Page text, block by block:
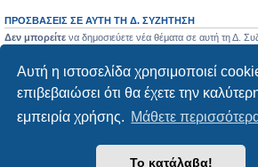
Αυτή η ιστοσελίδα χρησιμοποιεί
επιβεβαιώσει ότι θα έχετε την
εμπειρία χρήσης. Μάθετε
Το κατάλαβα!
ΠΡΟΣΒΆΣΕΙΣ ΣΕ ΑΥΤΉ ΤΗ Δ. ΣΥΖΉΤΗΣΗ
Δεν μπορείτε να δημοσιεύετε νέα θέματα σε αυτή τη Δ.
Δεν μπορείτενα διαγράφετε τις δημοσιεύσεις σας σε αυτή
Δεν μπορείτε
να επισυνάπτετε αρχεία σε αυτή τη Δ.
Ευρετήριο Δ. Συζήτησης
Δημιουργήθηκε απόphpBB® Forum Software